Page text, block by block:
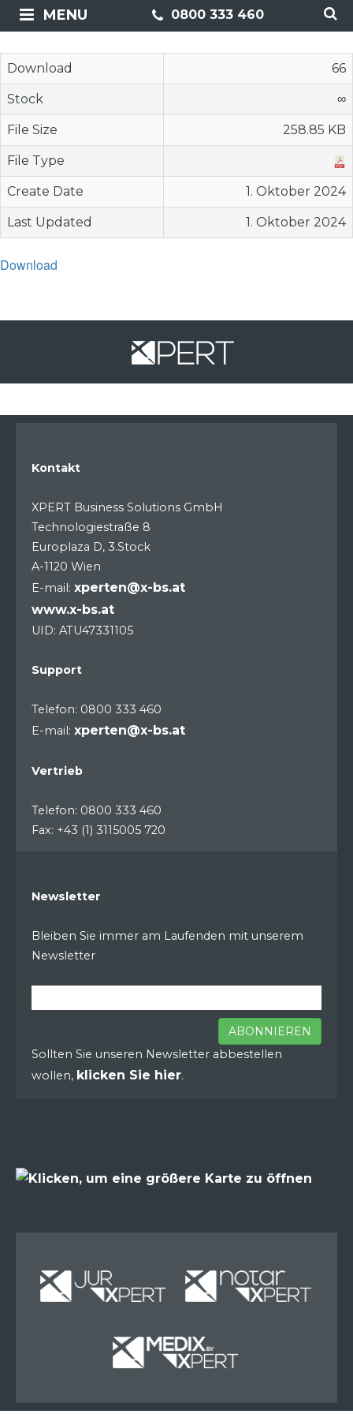
0800 333 460
MENU
Download 66
Stock ∞
File Size 258.85 KB
File Type
Create Date 1. Oktober 2024
Last Updated 1. Oktober 2024
Download
Kontakt
XPERT Business Solutions GmbH
Technologiestraße 8
Europlaza D, 3.Stock
A-1120 Wien
E-mail: xperten@x-bs.at
www.x-bs.at
UID: ATU47331105
Support
Telefon: 0800 333 460
E-mail: xperten@x-bs.at
Vertrieb
Telefon: 0800 333 460
Fax: +43 (1) 3115005 720
Newsletter
Bleiben Sie immer am Laufenden mit unserem
Newsletter
ABONNIEREN
Sollten Sie unseren Newsletter abbestellen
wollen, klicken Sie hier.
Miete Miete
Miete